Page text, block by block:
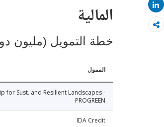
Share
المالية
خطة التمويل (مليون
الممول
for Sust. and Resilient Landscapes -
PROGREEN
IDA Credit